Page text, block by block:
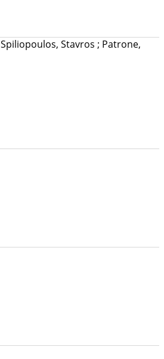
Spiliopoulos, Stavros ; Patrone,